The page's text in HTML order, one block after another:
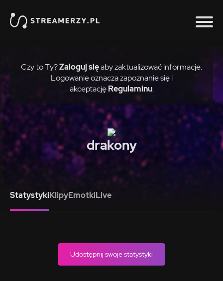
Czy to Ty?Zaloguj sięaby zaktualizować informacje.
Logowanie oznacza zapoznanie się i
akceptację Regulaminu.
drakony
StatystykiKlipyEmotkiLive
Udostępnij swoje statystyki